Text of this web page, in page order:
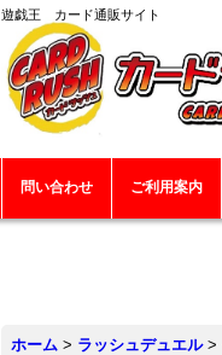
遊戯王 カード通販サイト
問い合わせ ご利用案内
ホーム > ラッシュデュエル >